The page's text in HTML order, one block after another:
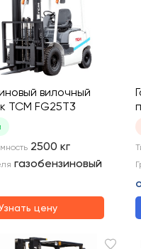
вилочный
TCM FG25T3
2500 кг
газобензиновый
цену